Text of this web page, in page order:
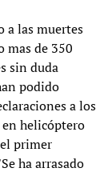
a las muertes
mas de 350
sin duda
podido
a los
helicóptero
primer
ha arrasado